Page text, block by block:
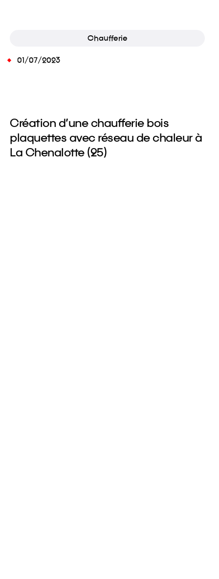
Chaufferie
01/07/2023
Création d’une chaufferie bois
plaquettes avec réseau de chaleur à
La Chenalotte (25)